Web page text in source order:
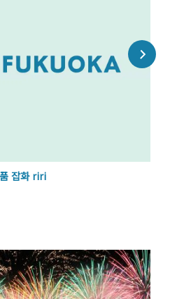
잡화 riri